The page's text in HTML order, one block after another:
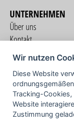
UNTERNEHMEN
Über uns
Kontakt
Nutzungsbedingungen
Datenschutzerklärung
Impressum
Wir nutzen
Diese Website
Tracking-Cookies,
Website
Zustimmung